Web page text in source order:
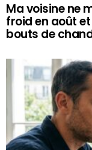
Ma voisine ne
froid en août
bouts de